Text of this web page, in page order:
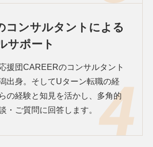
コンサルタントによる
サポート
援団CAREERのコンサルタント
出身。そしてUターン転職の経
の経験と知見を活かし、多角的
・ご質問に回答します。